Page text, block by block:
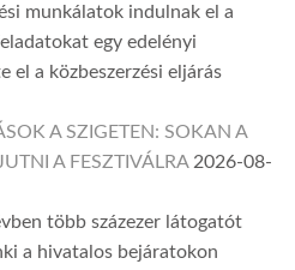
munkálatok indulnak el a
egy edelényi
el a közbeszerzési eljárás
A SZIGETEN: SOKAN A
A FESZTIVÁLRA 2026-08-
több százezer látogatót
a hivatalos bejáratokon